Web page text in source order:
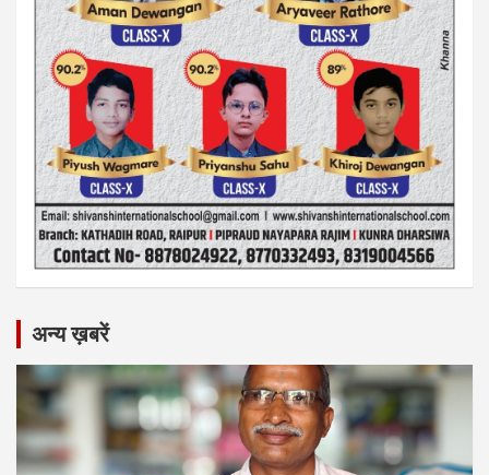
अन्य ख़बरें